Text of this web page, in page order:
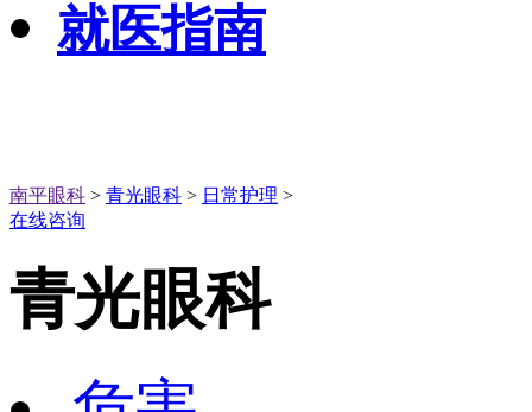
就医指南
南平眼科 > 青光眼科 > 日常护理 >
在线咨询
青光眼科